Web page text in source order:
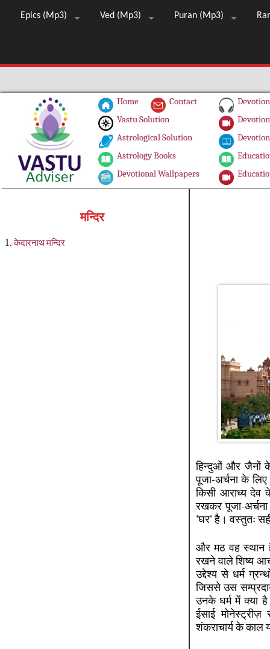
Epics (Mp3) Ved (Mp3) Puran (Mp3)
Home
Contact
Vastu Solution
Astrological Solution
Astrology Books
Devotional Wallpapers
मन्दिर
केदारनाथ मन्दिर
हिन्दुओं और जैनों
पूजा-अर्चना के
किसी आराध्य देव के
रखकर पूजा-
'घर' है। वस्तुतः
और मठ वह स्थान
रखने वाले शिष्य
उद्देश्य से धर्म
जिससे उस
उनके धर्म में क्या
ईसाई
शंकराचार्य के काल